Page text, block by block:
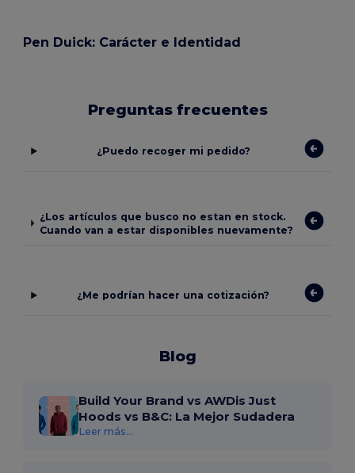
Pen Duick: Carácter e Identidad
Preguntas frecuentes
¿Puedo recoger mi pedido?
¿Los artículos que busco no estan en stock.
Cuando van a estar disponibles nuevamente?
¿Me podrían hacer una cotización?
Blog
Build Your Brand vs AWDis Just
Hoods vs B&C: La Mejor Sudadera
Leer más...